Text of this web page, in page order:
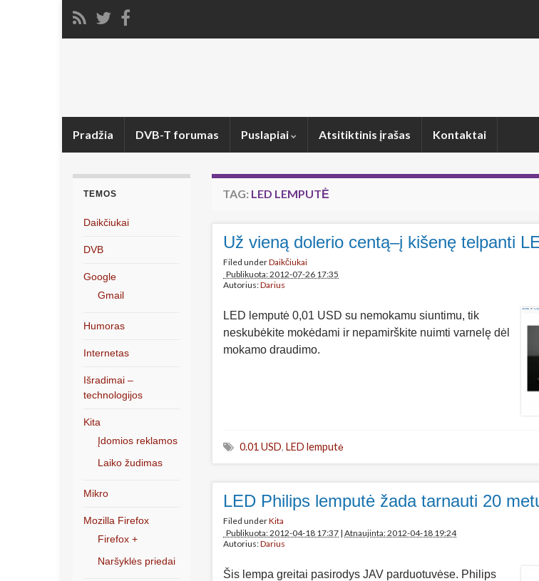
Pradžia DVB-T forumas Puslapiai Atsitiktinis įrašas Kontaktai
TAG: LED LEMPUTĖ
Už vieną dolerio centą–į kišenę telpanti
Filed underDaikčiukai
Publikuota: 2012-07-26 17:35
Autorius:Darius
LED lemputė 0,01 USD su nemokamu siuntimu, tik
neskubėkite mokėdami ir nepamirškite nuimti varnelę dėl
mokamo draudimo.
0.01 USD, LED lemputė
LED Philips lemputė žada tarnauti 20
Filed underKita
Publikuota: 2012-04-18 17:37 | Atnaujinta: 2012-04-18 19:24
Autorius:Darius
Šis lempa greitai pasirodys JAV parduotuvėse. Philips
TEMOS
Daikčiukai
DVB
Google
Gmail
Humoras
Internetas
Išradimai –
technologijos
Kita
Įdomios reklamos
Laiko žudimas
Mikro
Mozilla Firefox
Firefox +
Naršyklės priedai